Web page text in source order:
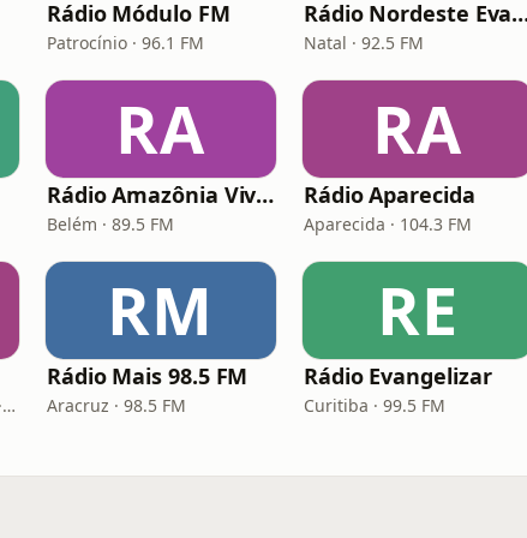
Rádio Módulo FM
Patrocínio · 96.1 FM
Rádio
Natal · 92.5 FM
RA
Rádio Amazônia Viva FM
Belém · 89.5 FM
RA
Rádio Aparecida
Aparecida · 104.3 FM
Jaboatão dos Guararapes · 103.9 FM
RM
Rádio Mais 98.5 FM
Aracruz · 98.5 FM
RE
Rádio Evangelizar
Curitiba · 99.5 FM